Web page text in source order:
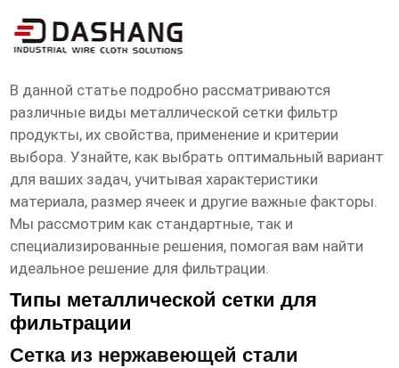
металлическая сетка фильтр
продукты
В данной статье подробно рассматриваются
различные виды металлической сетки фильтр
продукты, их свойства, применение и критерии
выбора. Узнайте, как выбрать оптимальный вариант
для ваших задач, учитывая характеристики
материала, размер ячеек и другие важные факторы.
Мы рассмотрим как стандартные, так и
специализированные решения, помогая вам найти
идеальное решение для фильтрации.
Типы металлической сетки для
фильтрации
Сетка из нержавеющей стали